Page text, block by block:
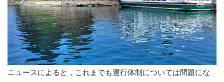
ニュースによると，これまでも運行体制については問題にな